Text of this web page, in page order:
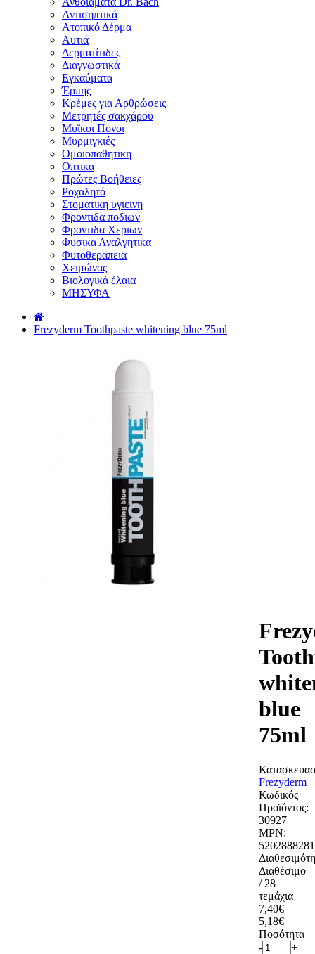
Αντισηπτικά
Ατοπικό Δέρμα
Αυτιά
Δερματίτιδες
Διαγνωστικά
Εγκαύματα
Έρπης
Κρέμες για Αρθρώσεις
Μετρητές σακχάρου
Μυϊκοι Πονοι
Μυρμιγκιές
Ομοιοπαθητικη
Οπτικα
Πρώτες Βοήθειες
Ροχαλητό
Στοματικη υγιεινη
Φροντιδα ποδιων
Φροντιδα Χεριων
Φυσικα Αναλγητικα
Φυτοθεραπεια
Χειμώνας
Βιολογικά έλαια
ΜΗΣΥΦΑ
˙
Frezyderm Toothpaste whitening blue 75ml
blue
75ml
Frezyderm
Κωδικός
Προϊόντος:
30927
MPN:
Διαθέσιμο
/ 28
τεμάχια
7,40€
5,18€
Ποσότητα
-
+